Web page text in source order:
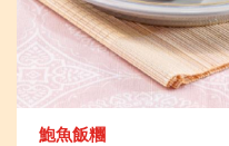
鮑魚飯糰